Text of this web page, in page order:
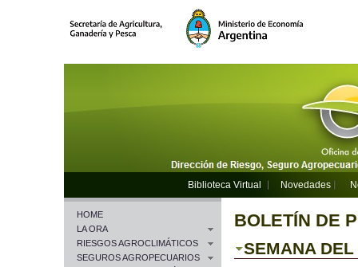
Biblioteca Virtual Novedades
HOME
LA ORA
RIESGOS AGROCLIMÁTICOS
SEGUROS AGROPECUARIOS
BOLETÍN DE
SEMANA